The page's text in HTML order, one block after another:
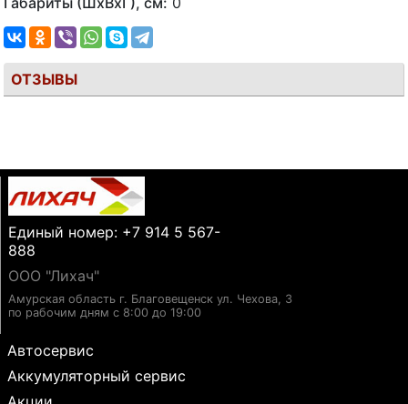
ОТЗЫВЫ
Единый номер: +7 914 5 567-
888
ООО "Лихач"
Амурская область г. Благовещенск ул. Чехова, 3
по рабочим дням с 8:00 до 19:00
Автосервис
Аккумуляторный сервис